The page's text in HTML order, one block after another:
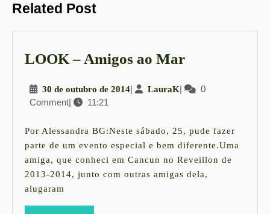
post:
Related Post
LOOK – Amigos ao MarLOOK
Amigos
Mar
30 de outubro de 201430
de
2014
| LauraKLauraK
|
0
Comment| 11:21
Por Alessandra BG:Neste sábado, 25, pude fazer
parte de um evento especial e bem diferente.Uma
amiga, que conheci em Cancun no Reveillon de
2013-2014, junto com outras amigas dela,
alugaram